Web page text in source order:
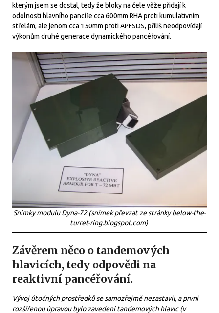
kterým jsem se dostal, tedy že bloky na čele věže přidají k
odolnosti hlavního pancíře cca 600mm RHA proti kumulativním
střelám, ale jenom cca 150mm proti APFSDS, příliš neodpovídají
výkonům druhé generace dynamického pancéřování.
Snímky modulů Dyna-72 (snímek převzat ze stránky below-the-
turret-ring.blogspot.com)
Závěrem něco o tandemových
hlavicích, tedy odpovědi na
reaktivní pancéřování.
Vývoj útočných prostředků se samozřejmě nezastavil, a první
rozšířenou úpravou bylo zavedení tandemových hlavic (v